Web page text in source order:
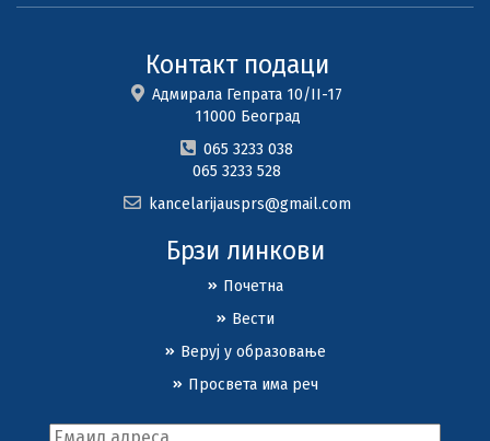
Контакт подаци
Адмирала Гепрата 10/II-17
11000 Београд
065 3233 038
065 3233 528
kancelarijausprs@gmail.com
Брзи линкови
Почетна
Вести
Веруј у образовање
Просвета има реч